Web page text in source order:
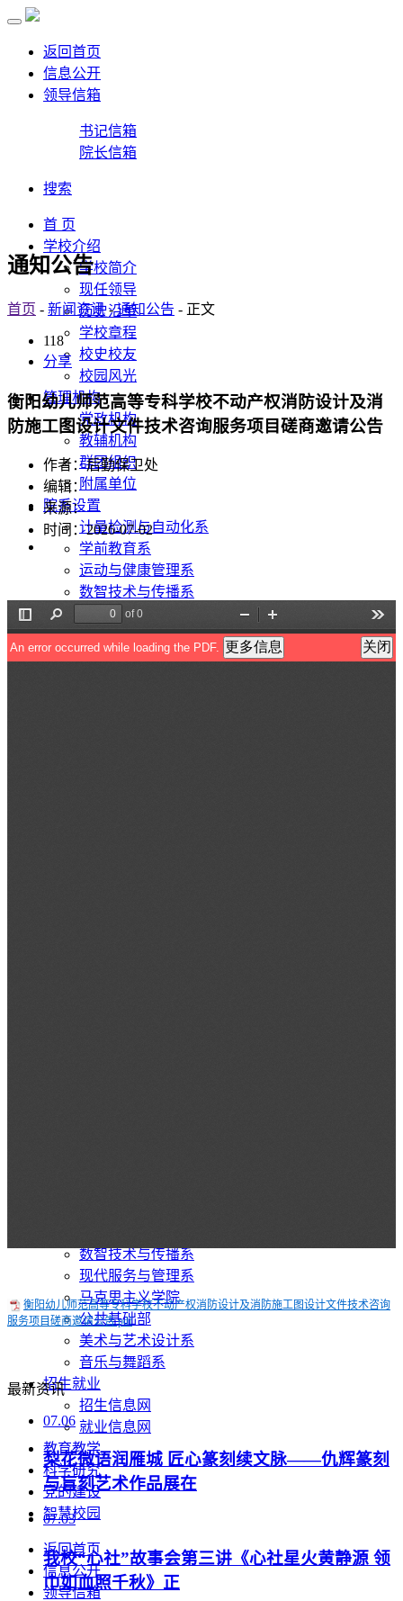
返回首页
信息公开
领导信箱
书记信箱
院长信箱
搜索
首 页
学校介绍
学校简介
现任领导
历史沿革
学校章程
校史校友
校园风光
管理机构
党政机构
教辅机构
群团组织
附属单位
院系设置
计量检测与自动化系
学前教育系
运动与健康管理系
数智技术与传播系
现代服务与管理系
马克思主义学院
公共基础部
数智技术与传播系
现代服务与管理系
马克思主义学院
公共基础部
美术与艺术设计系
音乐与舞蹈系
招生就业
招生信息网
就业信息网
教育教学
科学研究
党的建设
智慧校园
返回首页
信息公开
领导信箱
通知公告
首页 - 新闻资讯-通知公告 - 正文
118
分享
衡阳幼儿师范高等专科学校不动产权消防设计及消
防施工图设计文件技术咨询服务项目磋商邀请公告
作者：后勤保卫处
编辑：
来源：
时间：2026-07-02
衡阳幼儿师范高等专科学校不动产权消防设计及消防施工图设计文件技术咨询
服务项目磋商邀请公告.pdf
最新资讯
07.06
梨花微语润雁城 匠心篆刻续文脉——仇辉篆刻
与盲刻艺术作品展在
07.03
我校“心社”故事会第三讲《心社星火黄静源 领
巾如血照千秋》正